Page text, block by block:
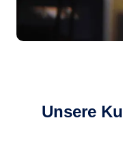
Unsere